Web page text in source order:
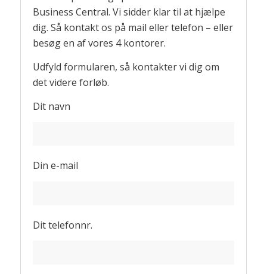
Business Central. Vi sidder klar til at hjælpe
dig. Så kontakt os på mail eller telefon – eller
besøg en af vores 4 kontorer.
Udfyld formularen, så kontakter vi dig om
det videre forløb.
Dit navn
Din e-mail
Dit telefonnr.